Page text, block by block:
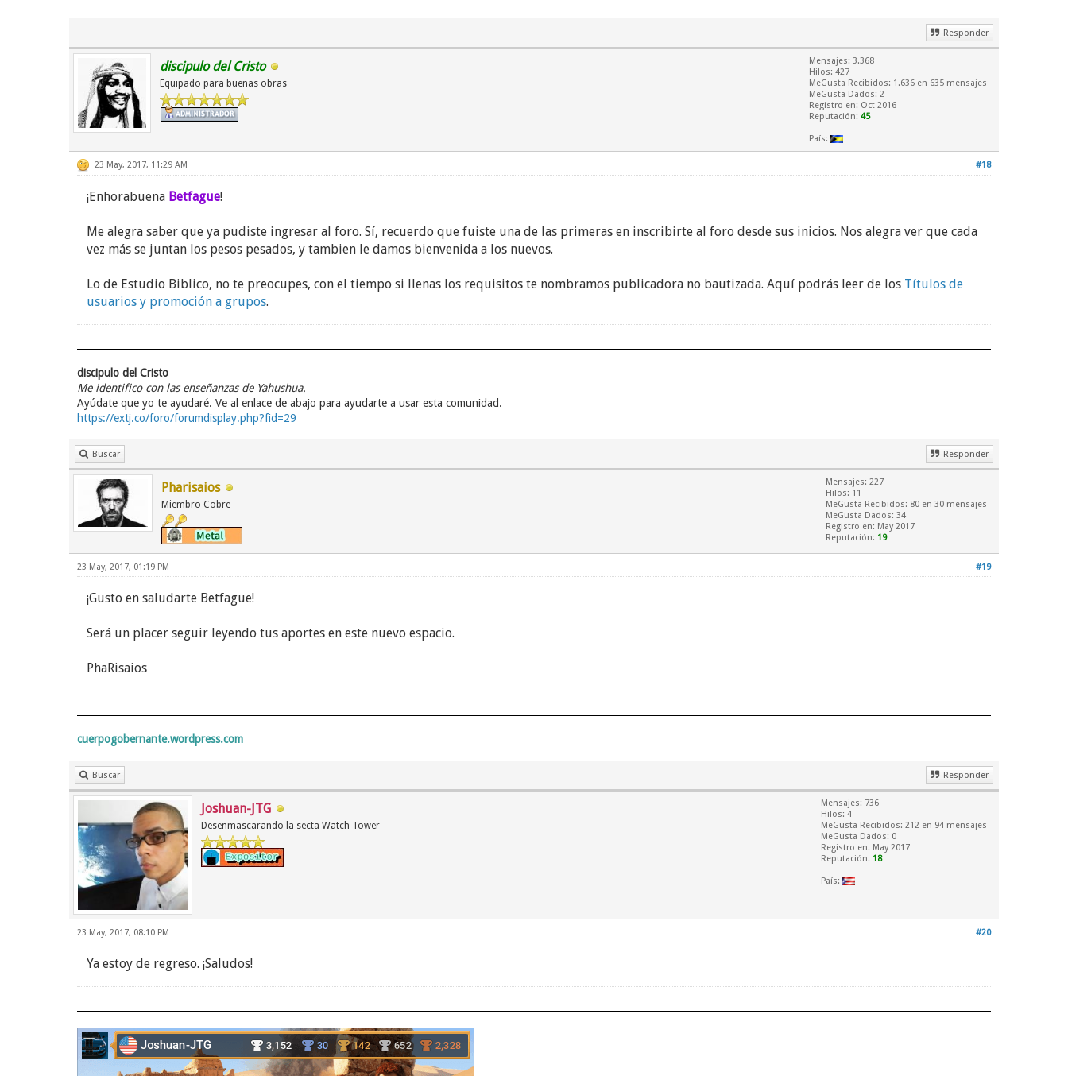
También será un placer leerte en este espacio.
Un fuerte abrazo,
PhaRisaios
Y retomando el tema sobre foristas que se echan de menos, creo que no se ha mencionado a Betfague y a Nizam.
Considero que sus aportes eran buenos.
Responder
discipulo del Cristo
Equipado para buenas obras
Mensajes: 3.368
Hilos: 427
MeGusta Recibidos: 1.636 en 635 mensajes
MeGusta Dados: 2
Registro en: Oct 2016
Reputación: 45
País:
#18
23 May, 2017, 11:29 AM
¡Enhorabuena Betfague!
Me alegra saber que ya pudiste ingresar al foro. Sí, recuerdo que fuiste una de las primeras en inscribirte al foro desde sus inicios. Nos alegra ver que cada
vez más se juntan los pesos pesados, y tambien le damos bienvenida a los nuevos.
Lo de Estudio Biblico, no te preocupes, con el tiempo si llenas los requisitos te nombramos publicadora no bautizada. Aquí podrás leer de los Títulos de
usuarios y promoción a grupos.
discipulo del Cristo
Me identifico con las enseñanzas de Yahushua.
Ayúdate que yo te ayudaré. Ve al enlace de abajo para ayudarte a usar esta comunidad.
https://extj.co/foro/forumdisplay.php?fid=29
Buscar Responder
Pharisaios
Miembro Cobre
Mensajes: 227
Hilos: 11
MeGusta Recibidos: 80 en 30 mensajes
MeGusta Dados: 34
Registro en: May 2017
Reputación: 19
#19
23 May, 2017, 01:19 PM
¡Gusto en saludarte Betfague!
Será un placer seguir leyendo tus aportes en este nuevo espacio.
PhaRisaios
cuerpogobernante.wordpress.com
Buscar Responder
Joshuan-JTG
Desenmascarando la secta Watch Tower
Mensajes: 736
Hilos: 4
MeGusta Recibidos: 212 en 94 mensajes
MeGusta Dados: 0
Registro en: May 2017
Reputación: 18
País:
#20
23 May, 2017, 08:10 PM
Ya estoy de regreso. ¡Saludos!